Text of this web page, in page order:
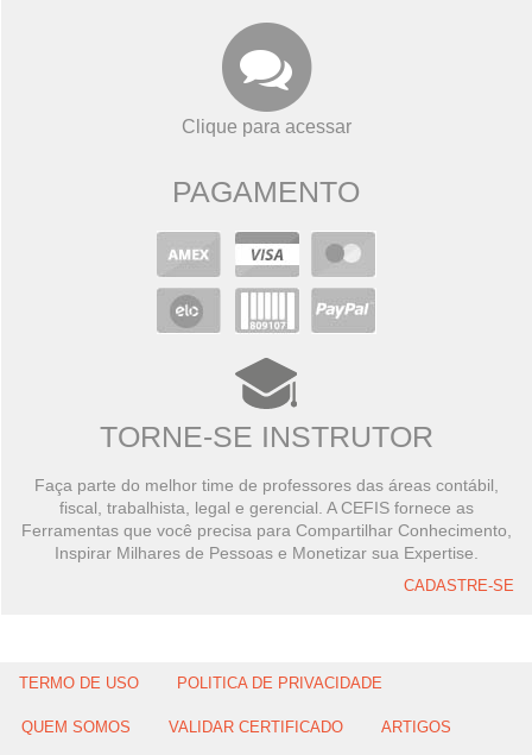
Clique para acessar
PAGAMENTO
TORNE-SE INSTRUTOR
Faça parte do melhor time de professores das áreas contábil,
fiscal, trabalhista, legal e gerencial. A CEFIS fornece as
Ferramentas que você precisa para Compartilhar Conhecimento,
Inspirar Milhares de Pessoas e Monetizar sua Expertise.
CADASTRE-SE
TERMO DE USO POLITICA DE PRIVACIDADE
QUEM SOMOS VALIDAR CERTIFICADO ARTIGOS